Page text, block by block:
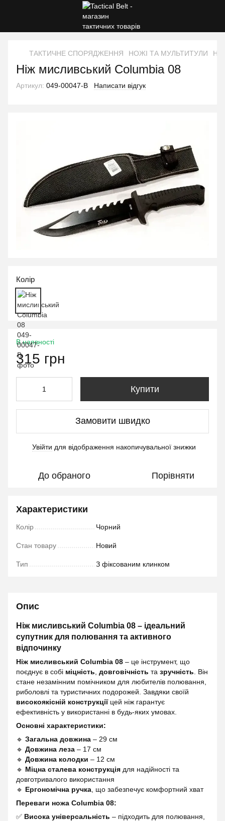
ТАКТИЧНЕ СПОРЯДЖЕННЯ НОЖІ ТА МУЛЬТИТУЛИ
Ніж мисливський Columbia 08
Артикул: 049-00047-B Написати відгук
Колір
В наявності
315 грн
Купити
Замовити швидко
Увійти для відображення накопичувальної знижки
До обраного Порівняти
Характеристики
Колір Чорний
Стан товару Новий
Тип З фіксованим клинком
Опис
Ніж мисливський Columbia 08 – ідеальний
супутник для полювання та активного
відпочинку
Ніж мисливський Columbia 08 – це інструмент, що
поєднує в собі міцність довговічність та зручність . Він
стане незамінним помічником для любителів полювання,
риболовлі та туристичних подорожей. Завдяки своїй
високоякісній конструкціїцей ніж гарантує
ефективність у використанні в будь-яких умовах.
Основні характеристики:
🔹 Загальна довжина – 29 см
🔹 Довжина леза – 17 см
🔹 Довжина колодки – 12 см
🔹 Міцна сталева конструкція для надійності та
довготривалого використання
🔹 Ергономічна ручка , що забезпечує комфортний хват
Переваги ножа Columbia 08:
✅ Висока універсальність – підходить для полювання,